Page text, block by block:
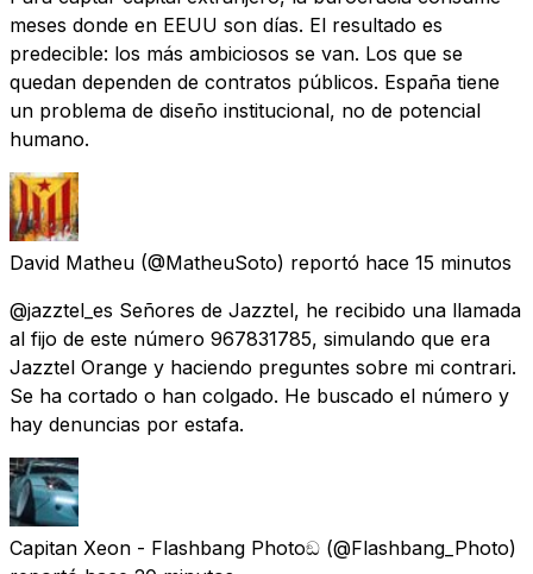
meses donde en EEUU son días. El resultado es
predecible: los más ambiciosos se van. Los que se
quedan dependen de contratos públicos. España tiene
un problema de diseño institucional, no de potencial
humano.
David Matheu (@MatheuSoto) reportó hace 15 minutos
@jazztel_es Señores de Jazztel, he recibido una llamada
al fijo de este número 967831785, simulando que era
Jazztel Orange y haciendo preguntes sobre mi contrari.
Se ha cortado o han colgado. He buscado el número y
hay denuncias por estafa.
Capitan Xeon - Flashbang Photoඞ (@Flashbang_Photo)